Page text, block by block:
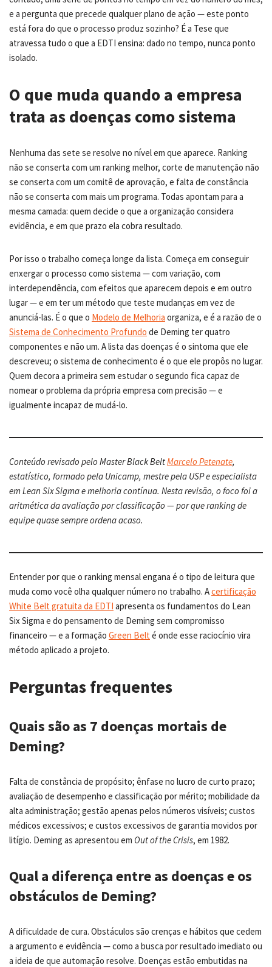
e a pergunta que precede qualquer plano de ação — este ponto
está fora do que o processo produz sozinho? É a Tese que
atravessa tudo o que a EDTI ensina: dado no tempo, nunca ponto
isolado.
O que muda quando a empresa
trata as doenças como sistema
Nenhuma das sete se resolve no nível em que aparece. Ranking
não se conserta com um ranking melhor, corte de manutenção não
se conserta com um comitê de aprovação, e falta de constância
não se conserta com mais um programa. Todas apontam para a
mesma camada: quem decide o que a organização considera
evidência, e em que prazo ela cobra resultado.
Por isso o trabalho começa longe da lista. Começa em conseguir
enxergar o processo como sistema — com variação, com
interdependência, com efeitos que aparecem depois e em outro
lugar — e em ter um método que teste mudanças em vez de
anunciá-las. É o que o Modelo de Melhoria organiza, e é a razão de o
Sistema de Conhecimento Profundo de Deming ter quatro
componentes e não um. A lista das doenças é o sintoma que ele
descreveu; o sistema de conhecimento é o que ele propôs no lugar.
Quem decora a primeira sem estudar o segundo fica capaz de
nomear o problema da própria empresa com precisão — e
igualmente incapaz de mudá-lo.
Conteúdo revisado pelo Master Black BeltMarcelo Petenate,
estatístico, formado pela Unicamp, mestre pela USP e especialista
em Lean Six Sigma e melhoria contínua. Nesta revisão, o foco foi a
aritmética da avaliação por classificação — por que ranking de
equipe quase sempre ordena acaso.
Entender por que o ranking mensal engana é o tipo de leitura que
muda como você olha qualquer número no trabalho. Acertificação
White Belt gratuita da EDTI apresenta os fundamentos do Lean
Six Sigma e do pensamento de Deming sem compromisso
financeiro — e a formação Green Belt é onde esse raciocínio vira
método aplicado a projeto.
Perguntas frequentes
Quais são as 7 doenças mortais de
Deming?
Falta de constância de propósito; ênfase no lucro de curto prazo;
avaliação de desempenho e classificação por mérito; mobilidade da
alta administração; gestão apenas pelos números visíveis; custos
médicos excessivos; e custos excessivos de garantia movidos por
litígio. Deming as apresentou em Out of the Crisis, em 1982.
Qual a diferença entre as doenças e os
obstáculos de Deming?
A dificuldade de cura. Obstáculos são crenças e hábitos que cedem
a argumento e evidência — como a busca por resultado imediato ou
a ideia de que automação resolve. Doenças estão embutidas na